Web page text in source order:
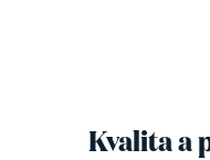
Kvalita a